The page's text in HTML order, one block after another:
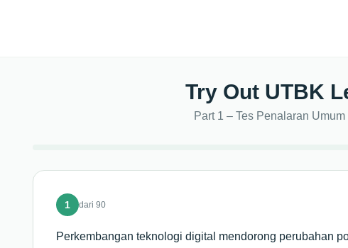
Try Out UTBK
Part 1 – Tes Penalaran
1 dari 90
Perkembangan teknologi digital mendorong perubahan